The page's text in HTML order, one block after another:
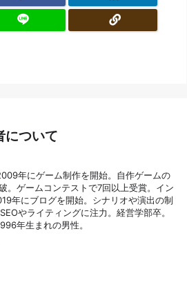
について
年にゲーム制作を開始。自作ゲームの
。ゲームコンテストで7回以上受賞。イン
年にブログを開始。シナリオや演出の制
やライティングに注力。経営学部卒。
年生まれの男性。